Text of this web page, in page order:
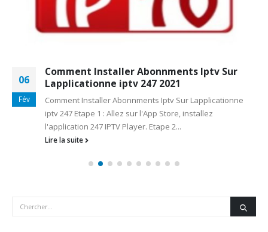
06
Fév
Comment Installer Abonnments Iptv Sur
Lapplicationne iptv 247 2021
Comment Installer Abonnments Iptv Sur Lapplicationne
iptv 247 Etape 1 : Allez sur l'App Store, installez
l'application 247 IPTV Player. Etape 2...
Lire la suite